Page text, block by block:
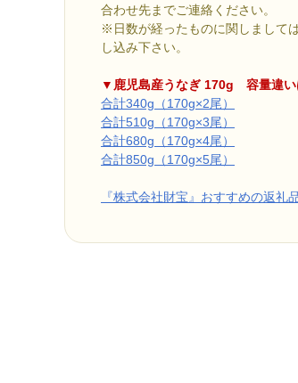
合わせ先までご連絡ください。
※日数が経ったものに関しまして
し込み下さい。
▼鹿児島産うなぎ 170g 容量違
合計340g（170g×2尾）
合計510g（170g×3尾）
合計680g（170g×4尾）
合計850g（170g×5尾）
『株式会社財宝』おすすめの返礼